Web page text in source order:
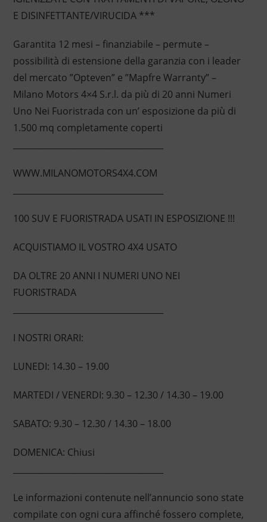
E DISINFETTANTE/VIRUCIDA ***
Garantita 12 mesi – finanziabile – permute –
possibilità di estensione della garanzia con i leader
del mercato ”Opteven” e ”Mapfre Warranty” –
Milano Motors 4×4 S.r.l. da più di 20 anni Numeri
Uno Nei Fuoristrada con un’ esposizione da più di
1.500 mq completamente coperti
WWW.MILANOMOTORS4X4.COM
100 SUV E FUORISTRADA USATI IN ESPOSIZIONE !!!
ACQUISTIAMO IL VOSTRO 4X4 USATO
DA OLTRE 20 ANNI I NUMERI UNO NEI
FUORISTRADA
I NOSTRI ORARI:
LUNEDI: 14.30 – 19.00
MARTEDI / VENERDI: 9.30 – 12.30 / 14.30 – 19.00
SABATO: 9.30 – 12.30 / 14.30 – 18.00
DOMENICA: Chiusi
Le informazioni contenute nell’annuncio sono state
compilate con ogni cura affinché fossero complete,